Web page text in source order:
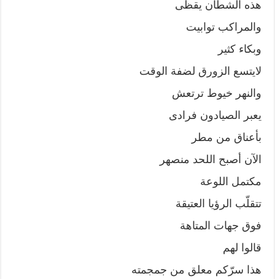
هذه الشطآن يقظى
والمراكب توابيت
وبكاء كثير
لايتسع الزورق لضفة الوقت
والنهر خيوط ترتعش
يعبر الصيادون فرادى
بأعناق من مطر
الآن أصبح اللحد منصهر
مكتمل اللوعة
تتقلّب الرؤيا العتيقة
فوق جهات المتاهة
قالوا لهم
هذا سرّكم معلق من جمجمته